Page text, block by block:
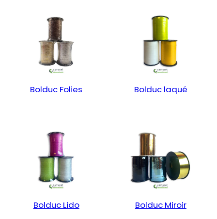
Bolduc Folies Bolduc laqué
Bolduc Lido Bolduc Miroir